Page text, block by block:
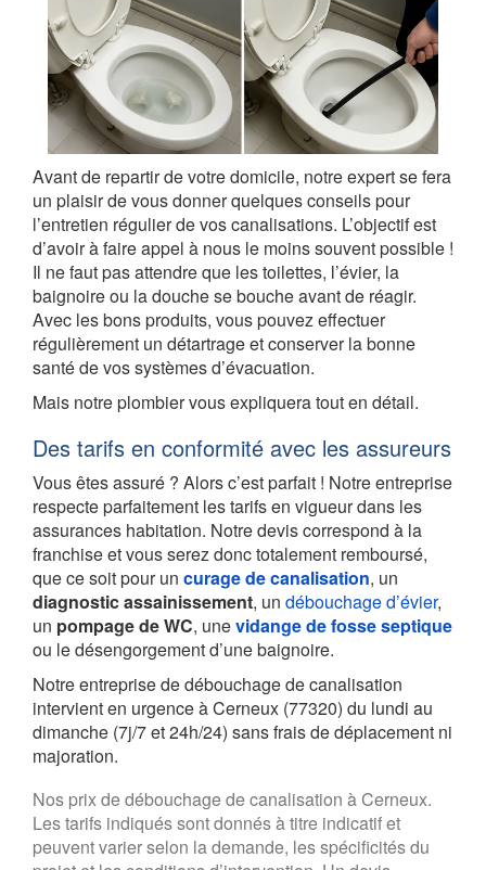
Avant de repartir de votre domicile, notre expert se fera
un plaisir de vous donner quelques conseils pour
l’entretien régulier de vos canalisations. L’objectif est
d’avoir à faire appel à nous le moins souvent possible !
Il ne faut pas attendre que les toilettes, l’évier, la
baignoire ou la douche se bouche avant de réagir.
Avec les bons produits, vous pouvez effectuer
régulièrement un détartrage et conserver la bonne
santé de vos systèmes d’évacuation.
Mais notre plombier vous expliquera tout en détail.
Des tarifs en conformité avec les assureurs
Vous êtes assuré ? Alors c’est parfait ! Notre entreprise
respecte parfaitement les tarifs en vigueur dans les
assurances habitation. Notre devis correspond à la
franchise et vous serez donc totalement remboursé,
que ce soit pour un curage de canalisation, un
diagnostic assainissement, un débouchage d’évier,
un pompage de WC, unevidange de fosse septique
ou le désengorgement d’une baignoire.
Notre entreprise de débouchage de canalisation
intervient en urgence à Cerneux (77320) du lundi au
dimanche (7j/7 et 24h/24) sans frais de déplacement ni
majoration.
Nos prix de débouchage de canalisation à Cerneux.
Les tarifs indiqués sont donnés à titre indicatif et
peuvent varier selon la demande, les spécificités du